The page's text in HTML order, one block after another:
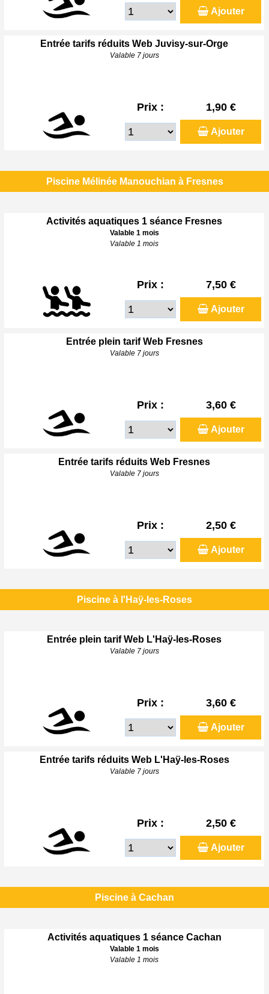
Ajouter
Entrée tarifs réduits Web Juvisy-sur-Orge
Valable 7 jours
Prix : 1,90 €
Ajouter
Piscine Mélinée Manouchian à Fresnes
Activités aquatiques 1 séance Fresnes
Valable 1 mois
Valable 1 mois
Prix : 7,50 €
Ajouter
Entrée plein tarif Web Fresnes
Valable 7 jours
Prix : 3,60 €
Ajouter
Entrée tarifs réduits Web Fresnes
Valable 7 jours
Prix : 2,50 €
Ajouter
Piscine à l'Haÿ-les-Roses
Entrée plein tarif Web L'Haÿ-les-Roses
Valable 7 jours
Prix : 3,60 €
Ajouter
Entrée tarifs réduits Web L'Haÿ-les-Roses
Valable 7 jours
Prix : 2,50 €
Ajouter
Piscine à Cachan
Activités aquatiques 1 séance Cachan
Valable 1 mois
Valable 1 mois